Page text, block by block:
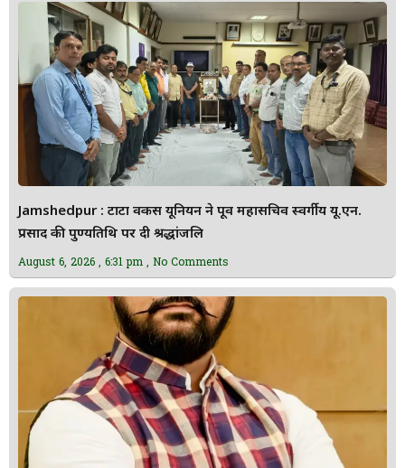
Jamshedpur : टाटा वर्कर्स यूनियन ने पूर्व महासचिव स्वर्गीय यू.एन.
प्रसाद की पुण्यतिथि पर दी श्रद्धांजलि
August 6, 2026 6:31 pm No Comments